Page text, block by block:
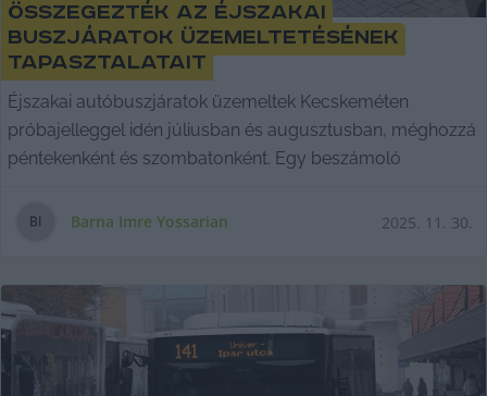
Összegezték az éjszakai
buszjáratok üzemeltetésének
tapasztalatait
Éjszakai autóbuszjáratok üzemeltek Kecskeméten
próbajelleggel idén júliusban és augusztusban, méghozzá
péntekenként és szombatonként. Egy beszámoló
BI Barna Imre Yossarian 2025. 11. 30.